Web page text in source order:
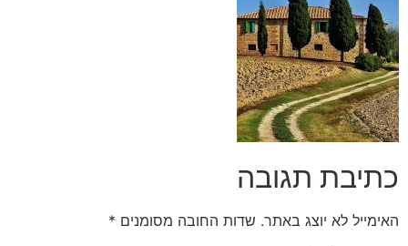
כתיבת תגובה
האימייל לא יוצג באתר. שדות החובה מסומנים *